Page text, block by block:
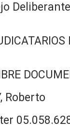
Roberto